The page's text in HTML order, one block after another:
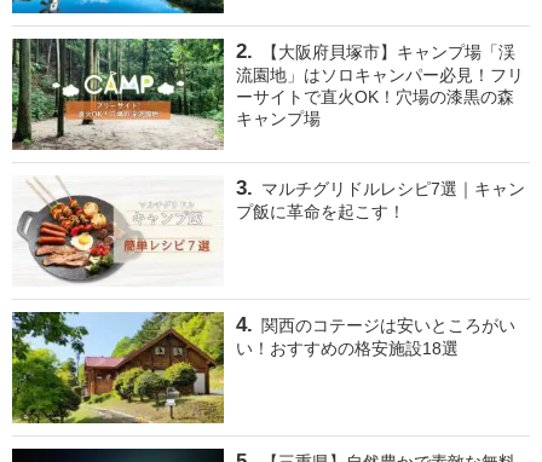
【大阪府貝塚市】キャンプ場「渓
流園地」はソロキャンパー必見！フリ
ーサイトで直火OK！穴場の漆黒の森
キャンプ場
マルチグリドルレシピ7選｜キャン
プ飯に革命を起こす！
関西のコテージは安いところがい
い！おすすめの格安施設18選